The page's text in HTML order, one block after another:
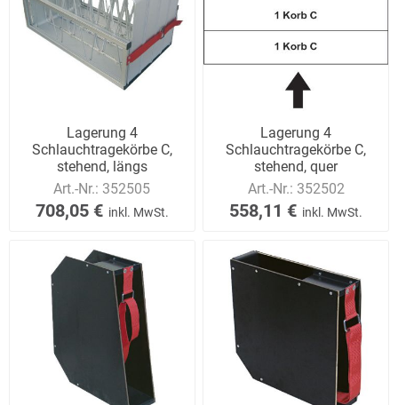
Lagerung 4
Schlauchtragekörbe C,
stehend, längs
Art.-Nr.: 352505
708,05 € inkl. MwSt.
Lagerung 4
Schlauchtragekörbe C,
stehend, quer
Art.-Nr.: 352502
558,11 € inkl. MwSt.